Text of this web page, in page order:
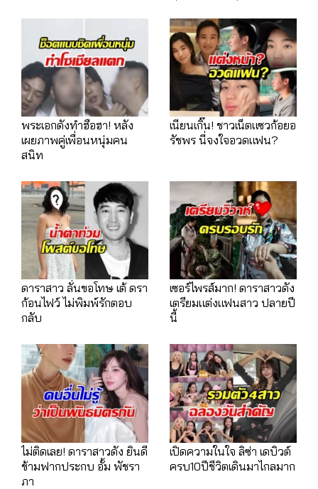
พระเอกดังทำฮือฮา! หลัง
เผยภาพคู่เพื่อนหนุ่มคน
สนิท
เนียนเกิ๊น! ชาวเน็ตแซวก้อยอ
รัชพร นี่จงใจอวดแฟน?
ดาราสาว ลั่นขอโทษ เต้ ดรา
ก้อนไฟว์ ไม่พิมพ์รักตอบ
กลับ
เซอร์ไพรส์มาก! ดาราสาวดัง
เตรียมแต่งแฟนสาว ปลายปี
นี้
ไม่ติดเลย! ดาราสาวดัง ยินดี
ข้ามฟากประกบ อั้ม พัชรา
ภา
เปิดความในใจ ลิซ่า เดบิวต์
ครบ10ปีชีวิตเดินมาไกลมาก